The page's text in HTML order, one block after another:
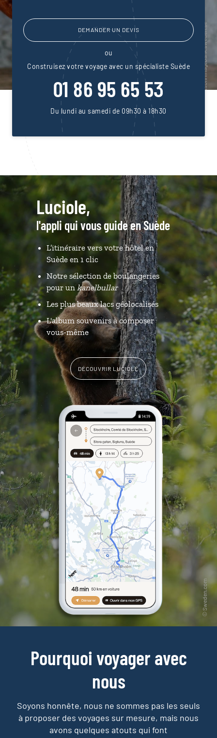
DEMANDER UN DEVIS
ou
Construisez votre voyage avec un spécialiste Suède
01 86 95 65 53
Du lundi au samedi de 09h30 à 18h30
Luciole,
l'appli qui vous guide en Suède
L’itinéraire vers votre hôtel en
Suède en 1 clic
Notre sélection de boulangeries
pour un kanelbullar
Les plus beaux lacs géolocalisés
L'album souvenirs à composer
vous-même
DÉCOUVRIR LUCIOLE
Pourquoi voyager avec
nous
Soyons honnête, nous ne sommes pas les seuls
à proposer des voyages sur mesure, mais nous
avons quelques atouts qui font